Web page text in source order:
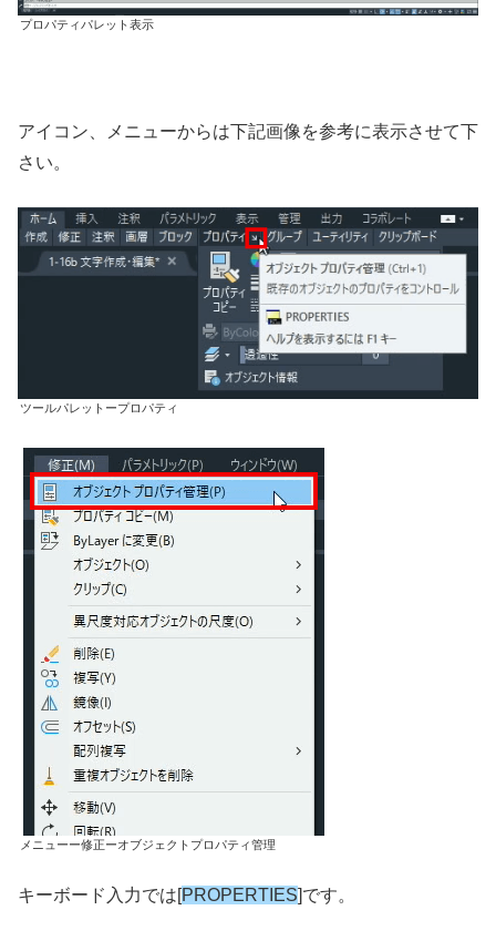
プロパティパレット表示
アイコン、メニューからは下記画像を参考に表示させて下
さい。
ツールパレットープロパティ
メニューー修正ーオブジェクトプロパティ管理
キーボード入力では[PROPERTIES]です。